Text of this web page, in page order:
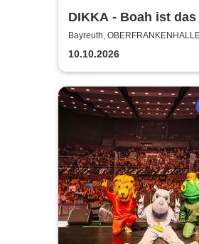
DIKKA - Boah ist
Tour 2026
Bayreuth,
10.10.2026